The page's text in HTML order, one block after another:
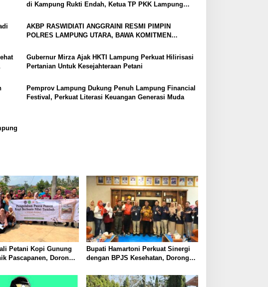
di Kampung Rukti Endah, Ketua TP PKK Lampung
AKBP RASWIDIATI ANGGRAINI RESMI PIMPIN
POLRES LAMPUNG UTARA, BAWA KOMITMEN
Gubernur Mirza Ajak HKTI Lampung Perkuat Hilirisasi
Pertanian Untuk Kesejahteraan Petani
Pemprov Lampung Dukung Penuh Lampung Financial
Festival, Perkuat Literasi Keuangan Generasi Muda
Petani Kopi Gunung
Pascapanen, Dorong
Bupati Hamartoni Perkuat Sinergi
dengan BPJS Kesehatan, Dorong
dan Mudah